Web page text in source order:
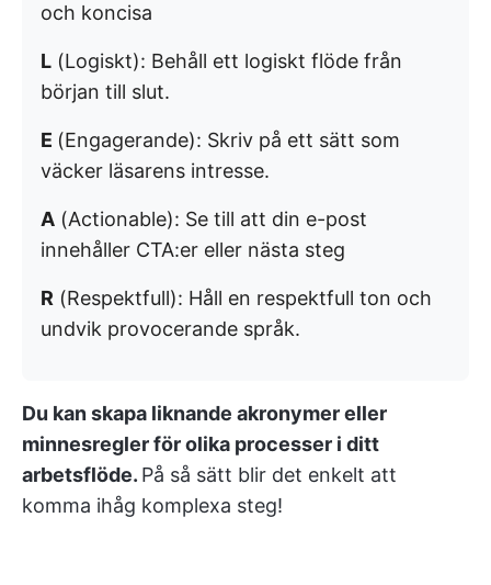
och koncisa
L (Logiskt): Behåll ett logiskt flöde från
början till slut.
E (Engagerande): Skriv på ett sätt som
väcker läsarens intresse.
A (Actionable): Se till att din e-post
innehåller CTA:er eller nästa steg
R (Respektfull): Håll en respektfull ton och
undvik provocerande språk.
Du kan skapa liknande akronymer eller
minnesregler för olika processer i ditt
arbetsflöde. På så sätt blir det enkelt att
komma ihåg komplexa steg!